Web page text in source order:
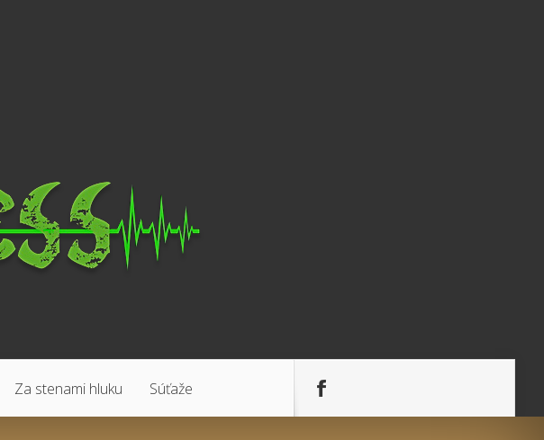
Za stenami hluku Súťaže